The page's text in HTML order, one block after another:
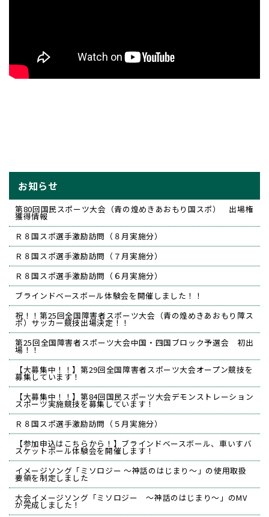
お知らせ
第80回国民スポーツ大会（青の煌めきあおもり国スポ） 出場権
獲得情報
Ｒ８国スポ選手激励訪問（８月実施分）
Ｒ８国スポ選手激励訪問（７月実施分）
Ｒ８国スポ選手激励訪問（６月実施分）
ブラインドベースボール体験会を開催しました！！
祝！！第25回全国障害者スポーツ大会（青の煌めきあおもり障ス
ポ）サッカー競技出場決定！！
第25回全国障害者スポーツ大会中国・四国ブロック予選会 初出
場！！
【大募集中！！】第29回全国障害者スポーツ大会オープン競技を
募集しています！
【大募集中！！】第84回国民スポーツ大会デモンストレーション
スポーツ実施競技を募集しています！
Ｒ８国スポ選手激励訪問（５月実施分）
【参加申込はこちらから！】ブラインドベースボール、車いすバ
スケットボール体験会を開催します！
イメージソング「ミソロジー ～神話のはじまり～」の使用取扱
要領を制定しました
大会イメージソング「ミソロジー ～神話のはじまり～」のMV
が完成しました！